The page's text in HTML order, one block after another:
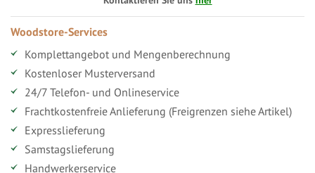
Woodstore-Services
Komplettangebot und Mengenberechnung
Kostenloser Musterversand
24/7 Telefon- und Onlineservice
Frachtkostenfreie Anlieferung (Freigrenzen siehe Artikel)
Expresslieferung
Samstagslieferung
Handwerkerservice